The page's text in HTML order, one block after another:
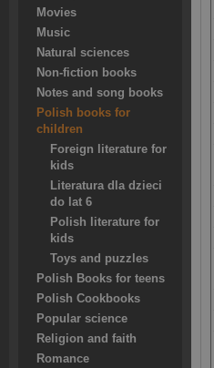
Movies
Music
Natural sciences
Non-fiction books
Notes and song books
Polish books for
children
Foreign literature for
kids
Literatura dla dzieci
do lat 6
Polish literature for
kids
Toys and puzzles
Polish Books for teens
Polish Cookbooks
Popular science
Religion and faith
Romance